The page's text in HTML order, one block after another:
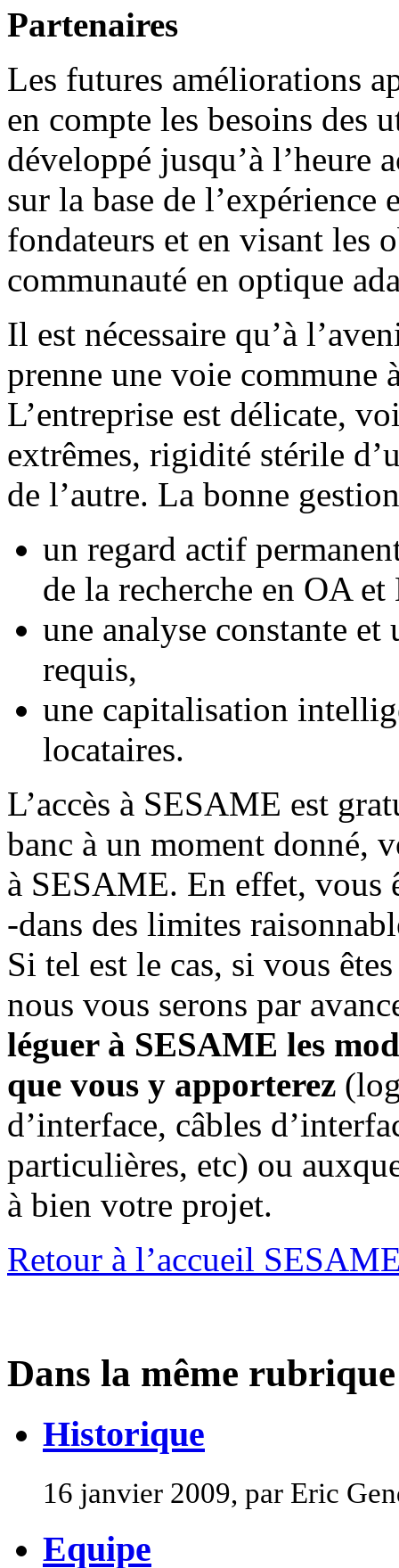
Partenaires
Les futures améliorations
en compte les besoins des
développé jusqu’à l’heure
sur la base de l’expérience
fondateurs et en visant les
communauté en optique
Il est nécessaire qu’à
prenne une voie commune
L’entreprise est délicate,
extrêmes, rigidité stérile
de l’autre. La bonne
un regard actif
de la recherche en OA
une analyse constante et
requis,
une capitalisation
locataires.
L’accès à SESAME est
banc à un moment donné,
à SESAME. En effet,
-dans des limites
Si tel est le cas, si vous
nous vous serons par
léguer à SESAME les
que vous y apporterez
d’interface, câbles
particulières, etc) ou
à bien votre projet.
Retour à l’accueil
Dans la même rubrique
Historique
16 janvier 2009, par Eric
Equipe